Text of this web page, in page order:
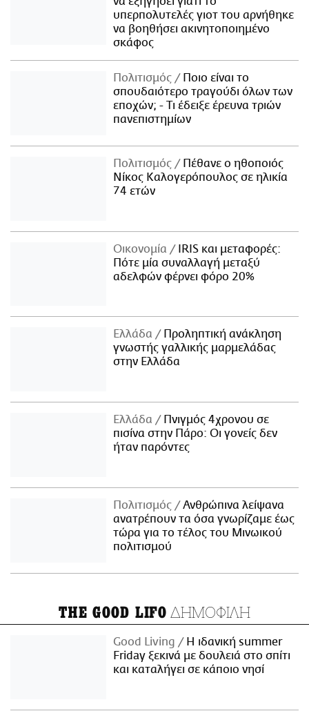
υπερπολυτελές γιοτ του αρνήθηκε
να βοηθήσει ακινητοποιημένο
σκάφος
Πολιτισμός
Ποιο είναι το
σπουδαιότερο τραγούδι όλων των
εποχών; - Τι έδειξε έρευνα τριών
πανεπιστημίων
Πολιτισμός
Πέθανε ο ηθοποιός
Νίκος Καλογερόπουλος σε ηλικία
74 ετών
Οικονομία
IRIS και μεταφορές:
Πότε μία συναλλαγή μεταξύ
αδελφών φέρνει φόρο 20%
Ελλάδα
Προληπτική ανάκληση
γνωστής γαλλικής μαρμελάδας
στην Ελλάδα
Ελλάδα
Πνιγμός 4χρονου σε
πισίνα στην Πάρο: Οι γονείς δεν
ήταν παρόντες
Πολιτισμός
Ανθρώπινα λείψανα
ανατρέπουν τα όσα γνωρίζαμε έως
τώρα για το τέλος του Μινωικού
πολιτισμού
THE GOOD LIFO ΔΗΜΟΦΙΛΗ
Good Living
Η ιδανική summer
Friday ξεκινά με δουλειά στο σπίτι
και καταλήγει σε κάποιο νησί